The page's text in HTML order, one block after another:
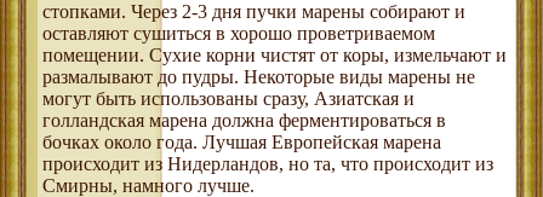
стопками. Через 2-3 дня пучки марены собирают и
оставляют сушиться в хорошо проветриваемом
помещении. Сухие корни чистят от коры, измельчают и
размалывают до пудры. Некоторые виды марены не
могут быть использованы сразу, Азиатская и
голландская марена должна ферментироваться в
бочках около года. Лучшая Европейская марена
происходит из Нидерландов, но та, что происходит из
Смирны, намного лучше.